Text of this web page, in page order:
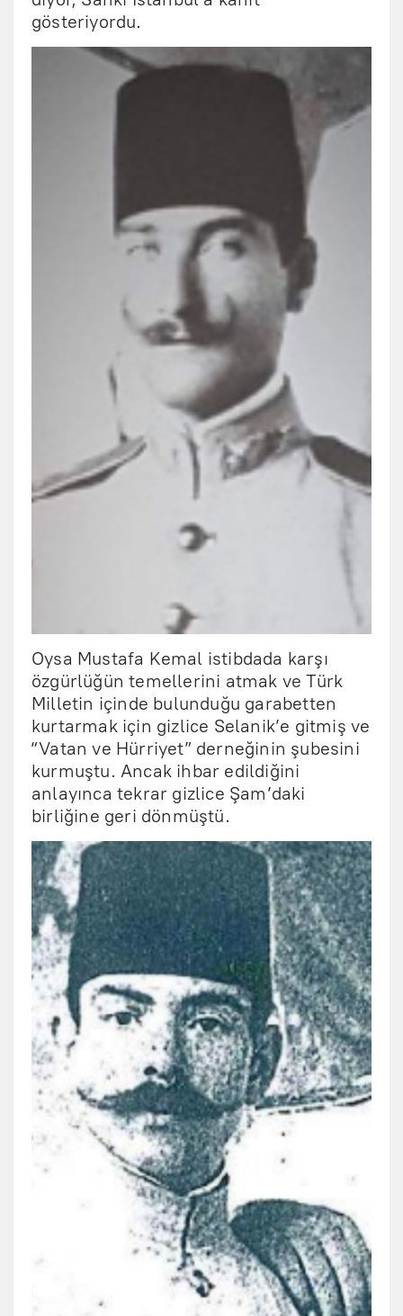
gösteriyordu.
Oysa Mustafa Kemal istibdada karşı
özgürlüğün temellerini atmak ve Türk
Milletin içinde bulunduğu garabetten
kurtarmak için gizlice Selanik’e gitmiş ve
“Vatan ve Hürriyet” derneğinin şubesini
kurmuştu. Ancak ihbar edildiğini
anlayınca tekrar gizlice Şam’daki
birliğine geri dönmüştü.